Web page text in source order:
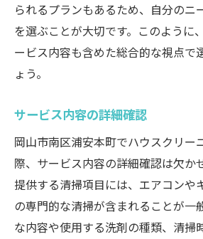
プロのアドバイスを活か
料金に関するよくある質問
岡山市南区浦安本町でのハウ
家事の時間短縮テクニック
効率化に役立つ清掃機器
日常清掃の負担軽減方法
プロのサービスを活用し
家族全員で取り組む清掃
られるプランもあるため、自分のニ
を選ぶことが大切です。このように
ービス内容も含めた総合的な視点で
ょう。
サービス内容の詳細確認
岡山市南区浦安本町でハウスクリー
際、サービス内容の詳細確認は欠か
提供する清掃項目には、エアコンや
の専門的な清掃が含まれることが一
な内容や使用する洗剤の種類、清掃